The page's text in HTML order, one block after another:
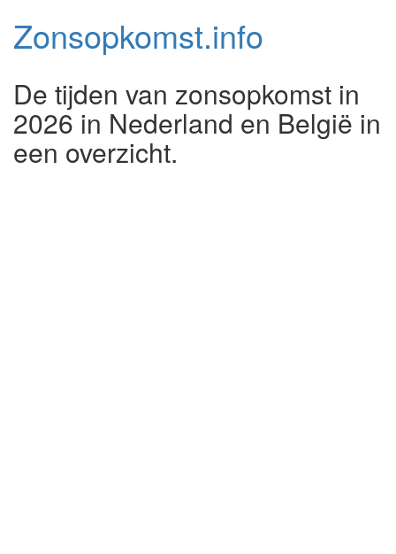
Zonsopkomst.info
De tijden van zonsopkomst in
2026 in Nederland en België in
een overzicht.